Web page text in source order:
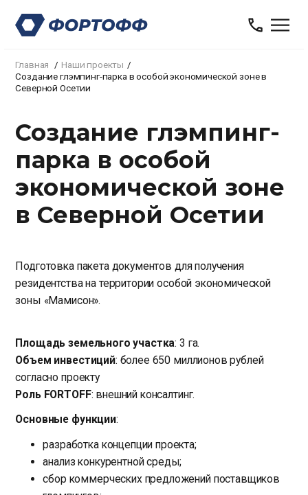
Главная
Наши проекты
Создание глэмпинг-парка в особой экономической зоне в
Северной Осетии
Создание глэмпинг-
парка в особой
экономической зоне
в Северной Осетии
Подготовка пакета документов для получения
резидентства на территории особой экономической
зоны «Мамисон».
Площадь земельного участка: 3 га.
Объем инвестиций: более 650 миллионов рублей
согласно проекту
Роль FORTOFF: внешний консалтинг.
Основные функции:
разработка концепции проекта;
анализ конкурентной среды;
сбор коммерческих предложений поставщиков